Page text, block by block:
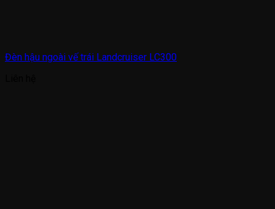
Đèn hậu ngoài vế trái Landcruiser LC300